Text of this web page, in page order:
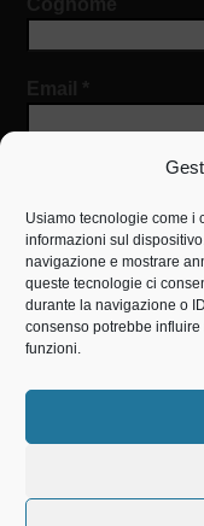
Usiamo tecnologie come i
informazioni sul
navigazione e mostrare
queste tecnologie ci
durante la navigazione o
consenso potrebbe
funzioni.
IL NOSTRO INDIRIZZO
Centro Medico Sociale
via San Luigi Orione, 3
0825867036